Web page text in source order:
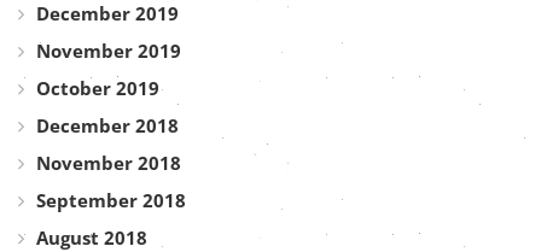
December 2019
November 2019
October 2019
December 2018
November 2018
September 2018
August 2018